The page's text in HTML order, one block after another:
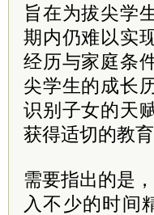
旨在为拔尖学
期内仍难以实
经历与家庭条
尖学生的成长
识别子女的天
获得适切的教
需要指出的是
入不少的时间